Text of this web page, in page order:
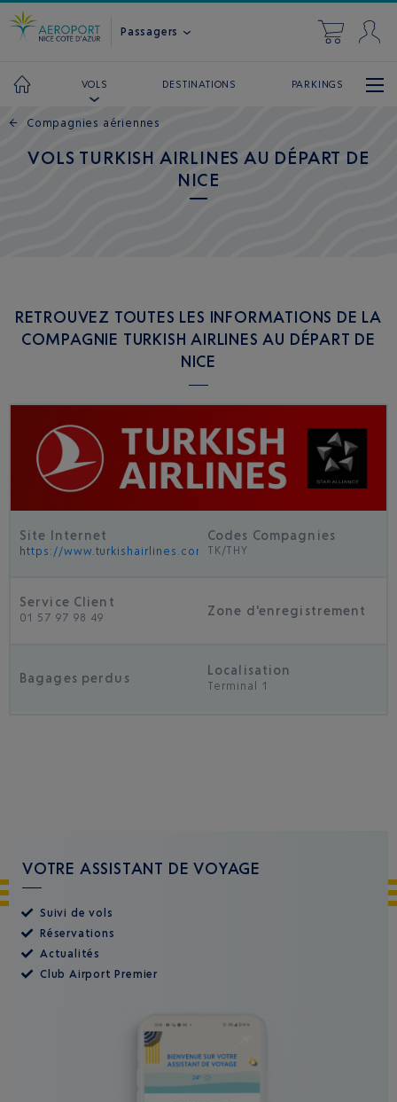
Passagers
VOLS DESTINATIONS PARKINGS
← Compagnies aériennes
VOLS TURKISH AIRLINES AU DÉPART DE
NICE
RETROUVEZ TOUTES LES INFORMATIONS DE LA
COMPAGNIE TURKISH AIRLINES AU DÉPART DE
NICE
Site Internet
https://www.turkishairlines.com
Codes Compagnies
TK/THY
Service Client
01 57 97 98 49 Zone d'enregistrement
Bagages perdus
Localisation
Terminal 1
VOTRE ASSISTANT DE VOYAGE
Suivi de vols
Réservations
Actualités
Club Airport Premier